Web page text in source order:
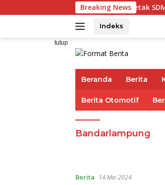
ke
Breaking News
Ajak IAI Darul Fattah Cetak SDM Adaptif
Indeks
tutup
Beranda Berita
Berita Otomotif
Bandarlampung
Berita 14 Mei 2024